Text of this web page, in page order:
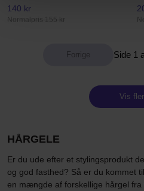
140 kr
Normalpris 155 kr
Side 1
Vis
HÅRGELE
Er du ude efter et stylingsprodukt
og god fasthed? Så er du kommet
en mængde af forskellige hårgel